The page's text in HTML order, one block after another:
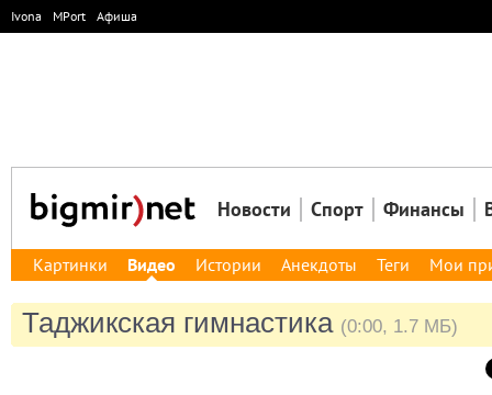
Ivona MPort Афиша
Новости Спорт Финансы
Картинки Видео Истории Анекдоты Теги Мои
Таджикская гимнастика (0:00, 1.7 МБ)